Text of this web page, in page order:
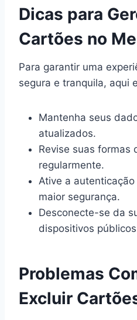
Dicas para
Cartões no
Para garantir uma
segura e tranquila, aqui
Mantenha seus
atualizados.
Revise suas formas
regularmente.
Ative a
maior segurança.
Desconecte-se da
dispositivos
Problemas
Excluir